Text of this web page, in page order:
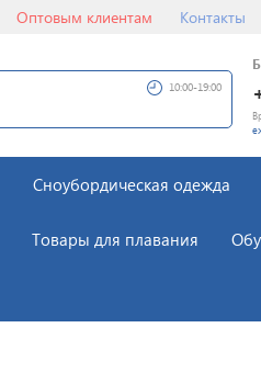
Оптовым клиентам Контакты
10:00-19:00
Сноубордическая одежда
Товары для плавания